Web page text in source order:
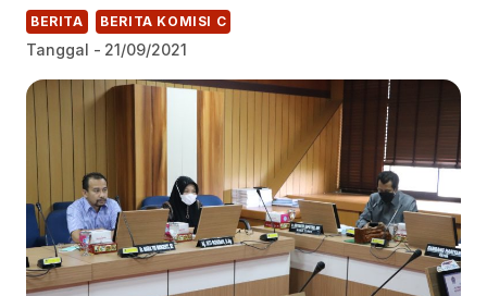
BERITA BERITA KOMISI C
Tanggal - 21/09/2021